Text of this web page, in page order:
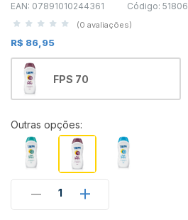
EAN: 07891010244361 Código: 51806
(0 avaliações)
R$ 86,95
FPS 70
Outras opções:
1